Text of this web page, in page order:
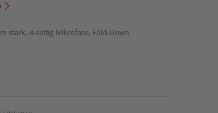
stark, 4-seitig Mikrofase, Fold-Down